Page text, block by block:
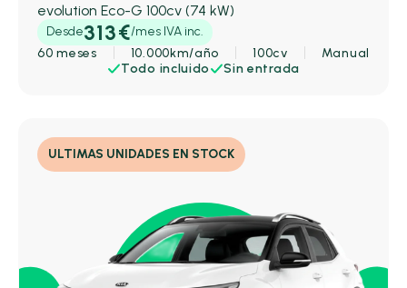
evolution Eco-G 100cv (74 kW)
Desde313€/mes IVA inc.
60 meses
10.000km/año 100cv
Manual
Todo incluido
Sin entrada
ULTIMAS UNIDADES EN STOCK